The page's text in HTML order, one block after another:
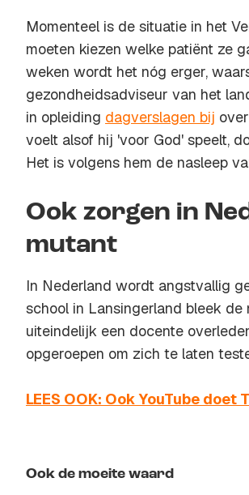
Momenteel is de situatie in het
moeten kiezen welke patiënt ze
weken wordt het nóg erger,
gezondheidsadviseur van het
in opleiding dagverslagen bij
voelt alsof hij 'voor God' speelt,
Het is volgens hem de nasleep
Ook zorgen in
mutant
In Nederland wordt angstvallig
school in Lansingerland bleek
uiteindelijk een docente
opgeroepen om zich te laten
LEES OOK: Ook YouTube
Ook de moeite waard